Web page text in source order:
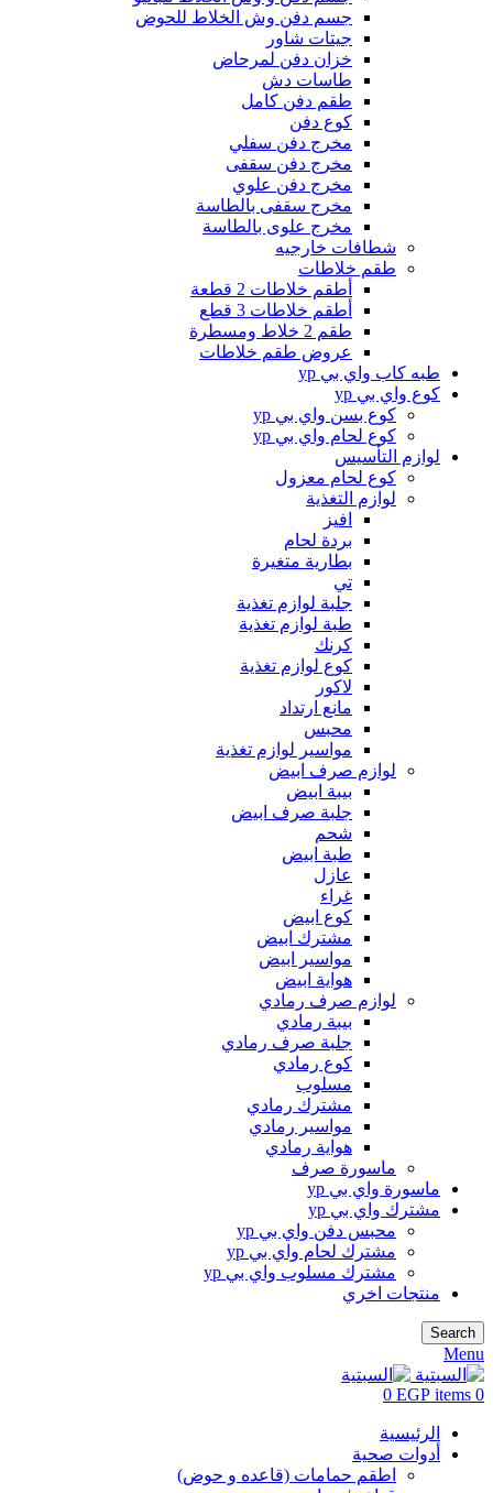
جسم دفن وش الخلاط للحوض
جيتات شاور
خزان دفن لمرحاض
طاسات دش
طقم دفن كامل
كوع دفن
مخرج دفن سفلي
مخرج دفن سقفى
مخرج دفن علوي
مخرج سقفى بالطاسة
مخرج علوى بالطاسة
شطافات خارجيه
طقم خلاطات
أطقم خلاطات 2 قطعة
أطقم خلاطات 3 قطع
طقم 2 خلاط ومسطرة
عروض طقم خلاطات
طبه كاب واي بي yp
كوع واي بي yp
كوع بسن واي بي yp
كوع لحام واي بي yp
لوازم التأسيس
كوع لحام معزول
لوازم التغذية
افيز
بردة لحام
بطارية متغيرة
تي
جلبة لوازم تغذية
طبة لوازم تغذية
كرنك
كوع لوازم تغذية
لاكور
مانع ارتداد
محبس
مواسير لوازم تغذية
لوازم صرف ابيض
بيبة ابيض
جلبة صرف ابيض
شحم
طبة ابيض
عازل
غراء
كوع ابيض
مشترك ابيض
مواسير ابيض
هواية ابيض
لوازم صرف رمادي
بيبة رمادي
جلبة صرف رمادي
كوع رمادي
مسلوب
مشترك رمادي
مواسير رمادي
هواية رمادي
ماسورة صرف
ماسورة واي بي yp
مشترك واي بي yp
محبس دفن واي بي yp
مشترك لحام واي بي yp
مشترك مسلوب واي بي yp
منتجات اخري
Search
Menu
0
items
0 EGP
الرئيسية
أدوات صحية
اطقم حمامات (قاعده و حوض)